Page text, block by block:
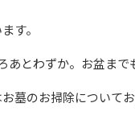
す。
あとわずか。お盆まで
墓のお掃除について